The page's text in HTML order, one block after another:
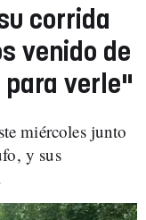
corrida
venido de
para verle"
miércoles junto
y sus